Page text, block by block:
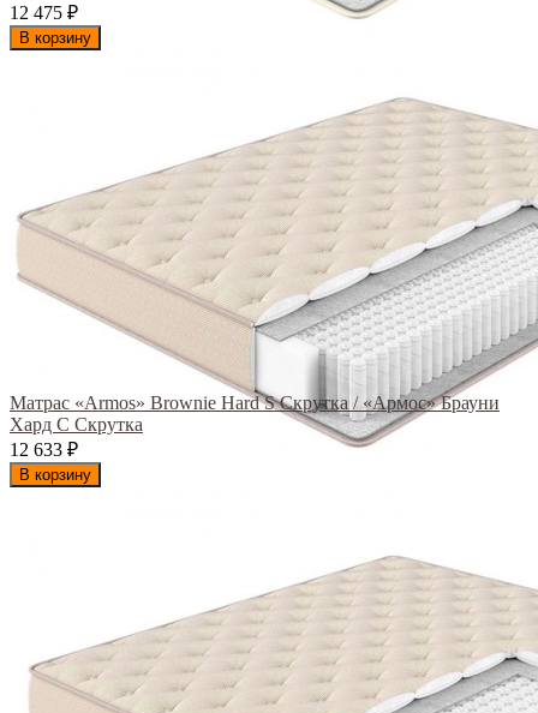
12 475 ₽
В корзину
Матрас «Armos» Brownie Hard S Скрутка / «Армос» Брауни
Хард С Скрутка
12 633 ₽
В корзину